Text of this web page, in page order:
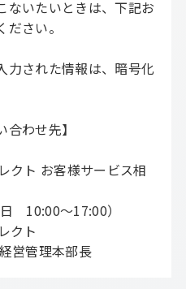
ないたいときは、下記お
さい。
力された情報は、暗号化
合わせ先】
クト お客様サービス相
10:00〜17:00）
クト
営管理本部長